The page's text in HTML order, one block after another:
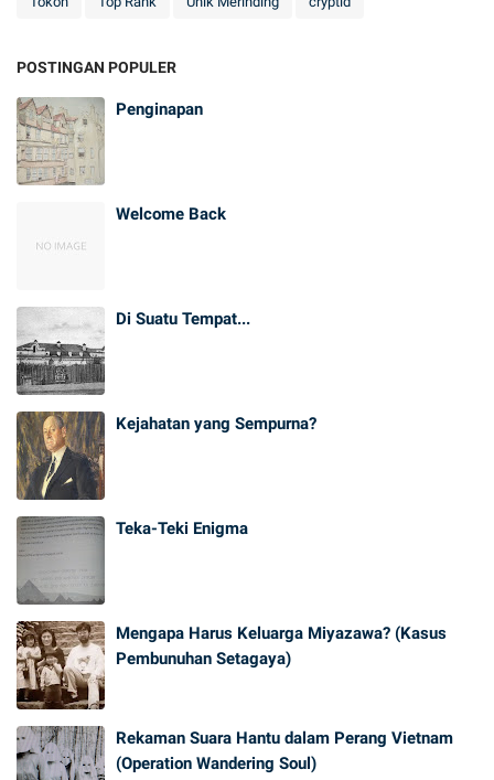
POSTINGAN POPULER
Penginapan
Welcome Back
Di Suatu Tempat...
Kejahatan yang Sempurna?
Teka-Teki Enigma
Mengapa Harus Keluarga Miyazawa? (Kasus
Pembunuhan Setagaya)
Rekaman Suara Hantu dalam Perang Vietnam
(Operation Wandering Soul)